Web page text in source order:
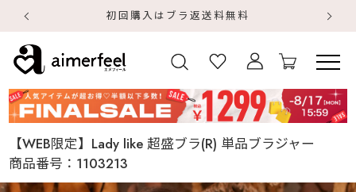
初回購入はブラ返送料無料
【WEB限定】Lady like 超盛ブラ(R) 単品ブラジャー
商品番号： 1103213